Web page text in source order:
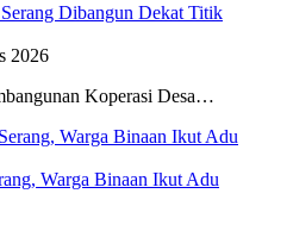
Dibangun Dekat Titik
2026
Koperasi Desa…
Warga Binaan Ikut Adu